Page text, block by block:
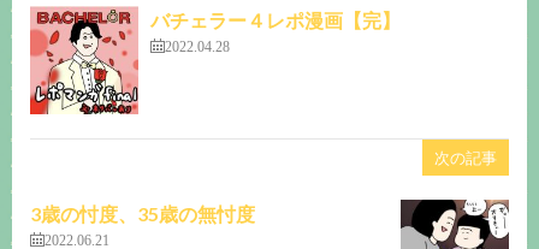
バチェラー４レポ漫画【完】
2022.04.28
次の記事
3歳の忖度、35歳の無忖度
2022.06.21